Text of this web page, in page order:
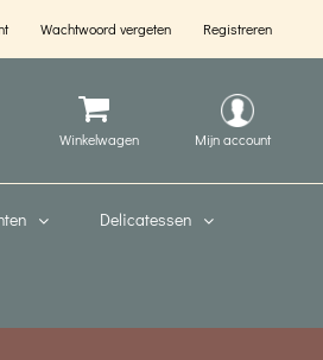
Wachtwoord vergeten Registreren
Mijn account
Delicatessen